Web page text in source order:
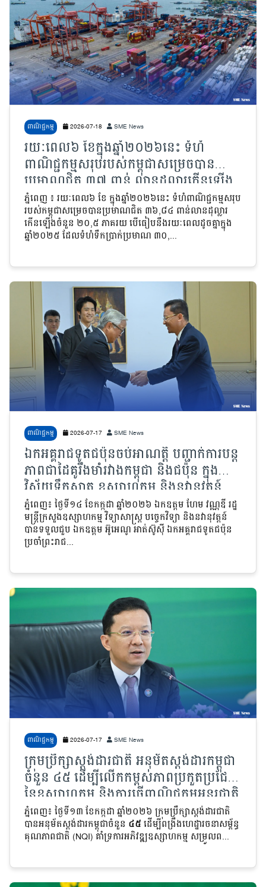
ពាណិជ្ជកម្ម 2026-07-18 SME News
រយៈពេល៦ ខែក្នុងឆ្នាំ២០២៦នេះ ទំហំ
ពាណិជ្ជកម្មសរុបរបស់កម្ពុជាសម្រេចបាន
ប្រមាណជិត ៣៧ ពាន់ លានដុល្លារកើនឡើង
២០,៥ ភាគរយ បើធៀបនឹងរយៈពេលដូចគ្នា
ក្នុងឆ្នាំមុន
ភ្នំពេញ ៖ រយៈពេល៦ ខែ ក្នុងឆ្នាំ២០២៦នេះ ទំហំពាណិជ្ជកម្មសរុប
របស់កម្ពុជាសម្រេចបានប្រមាណជិត ៣៦,៨៤ ពាន់លានដុល្លារ
កើនឡើងចំនួន ២០,៥ ភាគរយ បើធៀបនឹងរយៈពេលដូចគ្នាក្នុង
ឆ្នាំ២០២៥ ដែលទំហំទឹកប្រាក់ប្រមាណ ៣០,...
ពាណិជ្ជកម្ម 2026-07-17 SME News
ឯកអគ្គរាជទូតជប៉ុនចប់អាណត្តិ បញ្ជាក់ការបន្ត
ភាពជាដៃគូរឹងមាំរវាងកម្ពុជា និងជប៉ុន ក្នុង
វិស័យទឹកស្អាត ឧស្សាហកម្ម និងនវានុវត្តន៍
ភ្នំពេញ៖ ថ្ងៃទី១៤ ខែកក្កដា ឆ្នាំ២០២៦ ឯកឧត្តម ហែម វណ្ណឌី រដ្ឋ
មន្ត្រីក្រសួងឧស្សាហកម្ម វិទ្យាសាស្ត្រ បច្ចេកវិទ្យា និងនវានុវត្តន៍
បានទទួលជួប ឯកឧត្តម អ៊ូអេណូ អាត់ស៊ូស៊ី ឯកអគ្គរាជទូតជប៉ុន
ប្រចាំព្រះរាជ...
ពាណិជ្ជកម្ម 2026-07-17 SME News
ក្រុមប្រឹក្សាស្តង់ដារជាតិ អនុម័តស្តង់ដារកម្ពុជា
ចំនួន ៤៥ ដើម្បីលើកកម្ពស់ភាពប្រកួតប្រជែង
នៃឧស្សាហកម្ម និងការធ្វើពាណិជ្ជកម្មអន្តរជាតិ
ភ្នំពេញ៖ ថ្ងៃទី១៣ ខែកក្កដា ឆ្នាំ២០២៦ ក្រុមប្រឹក្សាស្តង់ដារជាតិ
បានអនុម័តស្តង់ដារកម្ពុជាចំនួន ៤៥ដើម្បីពង្រឹងហេដ្ឋារចនាសម្ព័ន្ធ
គុណភាពជាតិ (NQI) គាំទ្រការអភិវឌ្ឍឧស្សាហកម្ម សម្រួលព...